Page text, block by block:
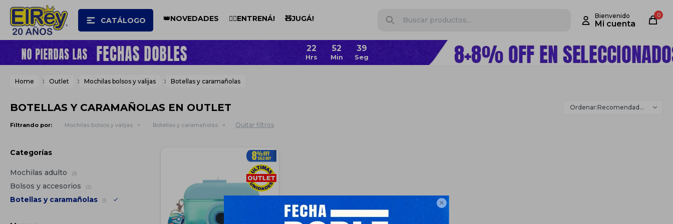

CATÁLOGO 👑NOVEDADES 🏋️‍♂️ENTRENÁ! 🧸JUGÁ! 0
22 52 39
Home Outlet Mochilas bolsos y valijas Botellas y caramañolas
BOTELLAS Y CARAMAÑOLAS EN OUTLET Recomendados
Filtrando por: Mochilas bolsos y valijas Botellas y caramañolas Quitar filtros
Categorías
Mochilas adulto (3)
Bolsos y accesorios (2)
Botellas y caramañolas (1)